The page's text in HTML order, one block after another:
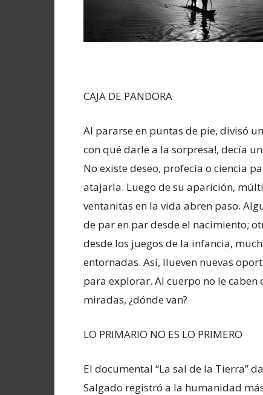
CAJA DE PANDORA
Al pararse en puntas de pie, divisó
con qué darle a la sorpresa!, decía
No existe deseo, profecía o ciencia
atajarla. Luego de su aparición,
ventanitas en la vida abren paso.
de par en par desde el nacimiento;
desde los juegos de la infancia,
entornadas. Así, llueven nuevas
para explorar. Al cuerpo no le caben
miradas, ¿dónde van?
LO PRIMARIO NO ES LO PRIMERO
El documental “La sal de la Tierra”
Salgado registró a la humanidad